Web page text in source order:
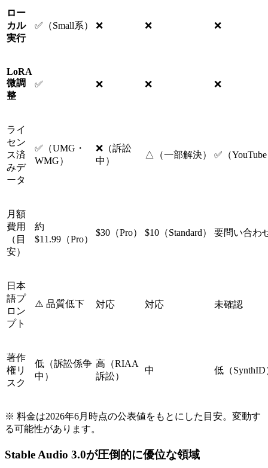
ロー
カル
実行
✅（Small系） ❌ ❌ ❌
LoRA
微調
整
✅ ❌ ❌ ❌
ライ
セン
ス済
みデ
ータ
✅（UMG・
WMG）
❌（訴訟
中）
△（一部解決） ✅（
月額
費用
（目
安）
約
$11.99（Pro）
$30（Pro） $10（Standard） 要問い合わ
日本
語プ
ロン
プト
⚠️ 品質低下 対応 対応 未確認
著作
権リ
スク
低（訴訟係争
中）
高（RIAA
訴訟）
中 低（SynthID
※ 料金は2026年6月時点の公表値をもとにした目安。変動す
る可能性があります。
Stable Audio 3.0が圧倒的に優位な領域